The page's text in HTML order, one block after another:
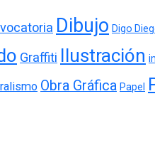
Dibujo Digo
Graffiti Ilustración
Obra Gráfica Papel